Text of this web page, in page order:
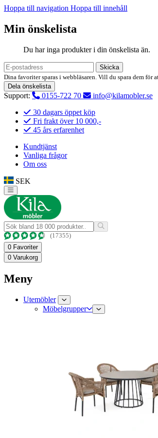
Hoppa till navigation Hoppa till innehåll
Min önskelista
Du har inga produkter i din önskelista än.
Skicka
Dina favoriter sparas i webbläsaren. Vill du spara dem
Dela önskelista
Support: 0155-722 70
info@kilamobler.se
30 dagars öppet köp
Fri frakt över 10 000,-
45 års erfarenhet
Kundtjänst
Vanliga frågor
Om oss
SEK
(17355)
0 Favoriter
0 Varukorg
Meny
Utemöbler
Möbelgrupper